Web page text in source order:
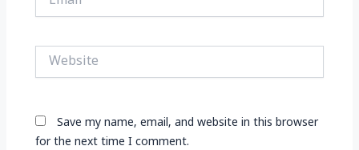
Website
Save my name, email, and website in this browser
for the next time I comment.